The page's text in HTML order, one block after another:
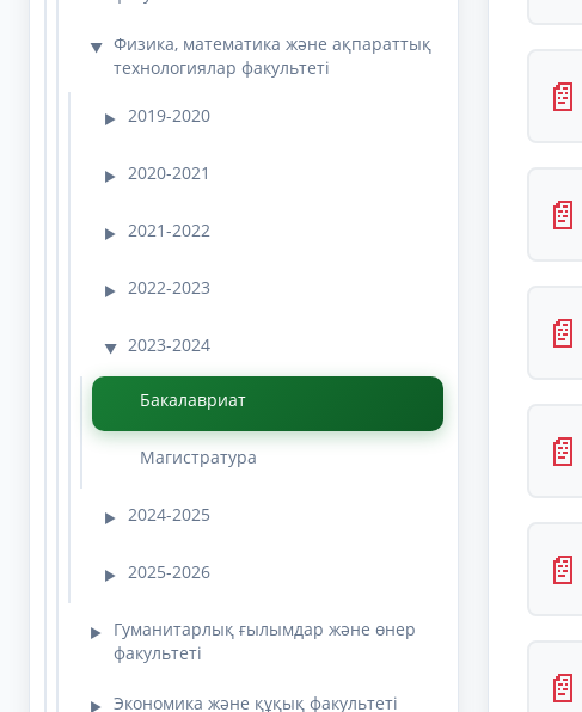
▼
Физика, математика және ақпараттық
технологиялар факультеті
▶ 2019-2020
▶ 2020-2021
▶ 2021-2022
▶ 2022-2023
▼ 2023-2024
Бакалавриат
Магистратура
▶ 2024-2025
▶ 2025-2026
▶
Гуманитарлық ғылымдар және өнер
факультеті
▶ Экономика және құқық факультеті
📄
📄
📄
📄
📄
📄